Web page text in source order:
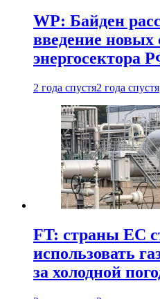
WP: Байден
введение
энергосектора
2 года спустя2 года спустя
FT: страны ЕС
использовать
за холодной